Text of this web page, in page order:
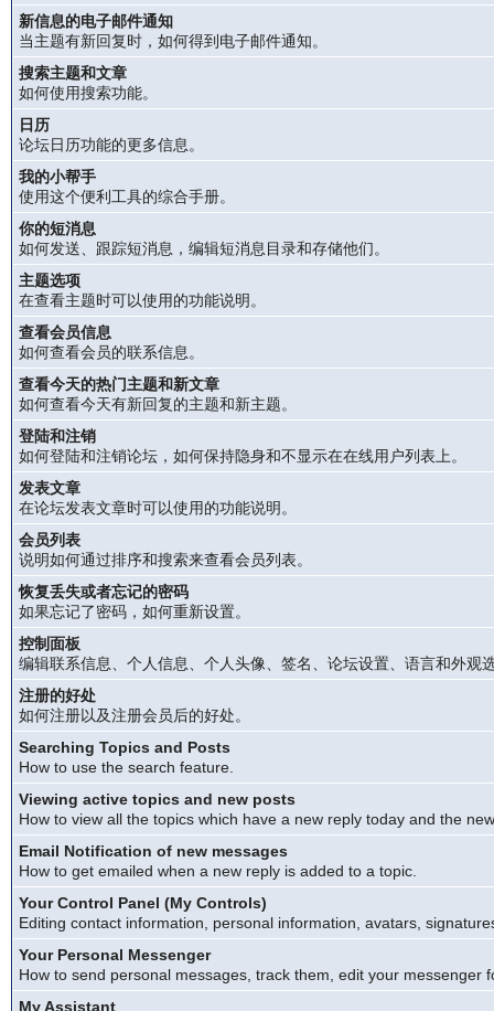
新信息的电子邮件通知
当主题有新回复时，如何得到电子邮件通知。
搜索主题和文章
如何使用搜索功能。
日历
论坛日历功能的更多信息。
我的小帮手
使用这个便利工具的综合手册。
你的短消息
如何发送、跟踪短消息，编辑短消息目录和存储他们。
主题选项
在查看主题时可以使用的功能说明。
查看会员信息
如何查看会员的联系信息。
查看今天的热门主题和新文章
如何查看今天有新回复的主题和新主题。
登陆和注销
如何登陆和注销论坛，如何保持隐身和不显示在在线用户列表上。
发表文章
在论坛发表文章时可以使用的功能说明。
会员列表
说明如何通过排序和搜索来查看会员列表。
恢复丢失或者忘记的密码
如果忘记了密码，如何重新设置。
控制面板
编辑联系信息、个人信息、个人头像、签名、论坛设置、语言和外观
注册的好处
如何注册以及注册会员后的好处。
Searching Topics and Posts
How to use the search feature.
Viewing active topics and new posts
How to view all the topics which have a new reply today and the
Email Notification of new messages
How to get emailed when a new reply is added to a topic.
Your Control Panel (My Controls)
Editing contact information, personal information, avatars,
Your Personal Messenger
How to send personal messages, track them, edit your messenger
My Assistant